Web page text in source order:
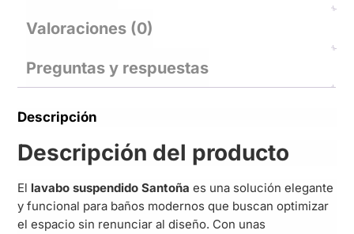
Valoraciones (0)
Preguntas y respuestas
Descripción
Descripción del producto
El lavabo suspendido Santoña es una solución elegante
y funcional para baños modernos que buscan optimizar
el espacio sin renunciar al diseño. Con unas